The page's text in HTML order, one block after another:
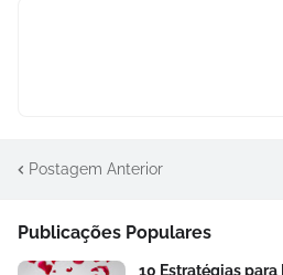
Postagem Anterior
Publicações Populares
10 Estratégias para